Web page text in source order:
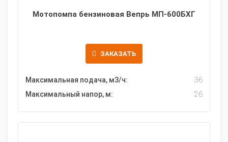
Мотопомпа бензиновая Вепрь МП-600БХГ
ЗАКАЗАТЬ
Максимальная подача, м3/ч:
36
Максимальный напор, м:
26